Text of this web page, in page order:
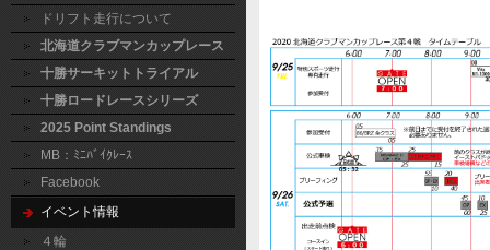
ドリフト走行について
北海道クラブマンカップレース
十勝サーキットトライアル
十勝ロードレースシリーズ
2025 Point Standings
MB：ﾐﾆﾊﾞｲｸﾚｰｽ
Facebook
イベント情報
４輪